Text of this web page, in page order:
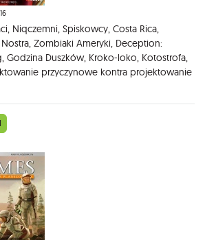
Niqczemni, Spiskowcy, Costa Rica,
Zombiaki Ameryki, Deception:
Godzina Duszków, Kroko-loko, Kotostrofa,
przyczynowe kontra projektowanie